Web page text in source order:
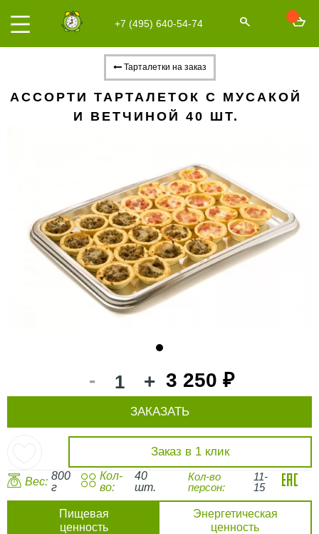
+7 (495) 640-54-74
Тарталетки на заказ
АССОРТИ ТАРТАЛЕТОК С МУСАКОЙ
И ВЕТЧИНОЙ 40 ШТ.
- + 3 250 ₽
Заказ в 1 клик
ЗАКАЗАТЬ
Вес: 800
г
Кол-
во:
40
шт.
Кол-во
персон:
11-
15
Пищевая
ценность
Энергетическая
ценность